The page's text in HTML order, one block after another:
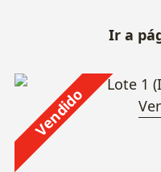
Ir a
Vendido Ver